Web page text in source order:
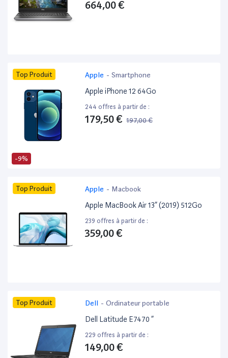
664,00 €
-9%
Top Produit Apple - Smartphone
Apple iPhone 12 64Go
244 offres à partir de :
179,50 € 197,00 €
Top Produit Apple - Macbook
Apple MacBook Air 13” (2019) 512Go
239 offres à partir de :
359,00 €
Top Produit Dell - Ordinateur portable
Dell Latitude E7470 ”
229 offres à partir de :
149,00 €